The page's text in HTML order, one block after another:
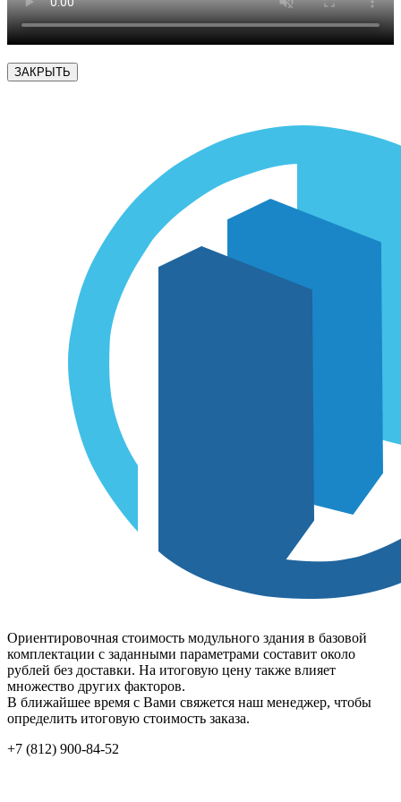
ЗАКРЫТЬ
Ориентировочная стоимость модульного здания в базовой
комплектации с заданными параметрами составит около
рублей без доставки. На итоговую цену также влияет
множество других факторов.
В ближайшее время с Вами свяжется наш менеджер, чтобы
определить итоговую стоимость заказа.
+7 (812) 900-84-52